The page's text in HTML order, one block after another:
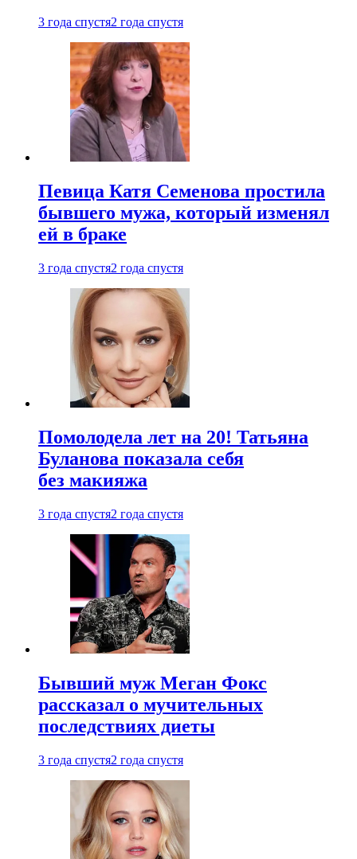
3 года спустя2 года спустя
Певица Катя Семенова простила
бывшего мужа, который изменял
ей в браке
3 года спустя2 года спустя
Помолодела лет на 20! Татьяна
Буланова показала себя
без макияжа
3 года спустя2 года спустя
Бывший муж Меган Фокс
рассказал о мучительных
последствиях диеты
3 года спустя2 года спустя